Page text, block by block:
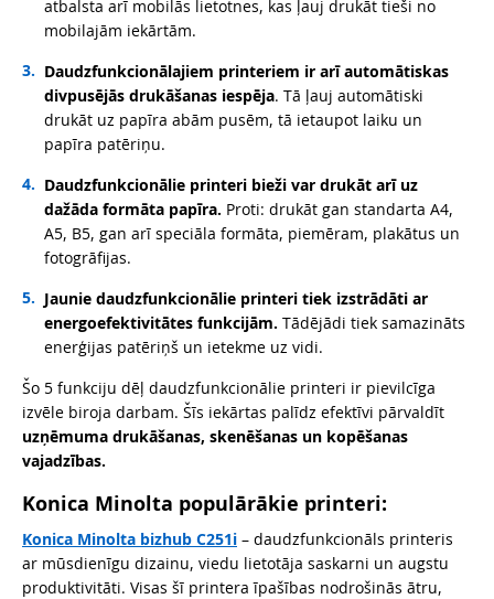
atbalsta arī mobilās lietotnes, kas ļauj drukāt tieši no
mobilajām iekārtām.
Daudzfunkcionālajiem printeriem ir arī automātiskas
divpusējās drukāšanas iespēja. Tā ļauj automātiski
drukāt uz papīra abām pusēm, tā ietaupot laiku un
papīra patēriņu.
Daudzfunkcionālie printeri bieži var drukāt arī uz
dažāda formāta papīra. Proti: drukāt gan standarta A4,
A5, B5, gan arī speciāla formāta, piemēram, plakātus un
fotogrāfijas.
Jaunie daudzfunkcionālie printeri tiek izstrādāti ar
energoefektivitātes funkcijām. Tādējādi tiek samazināts
enerģijas patēriņš un ietekme uz vidi.
Šo 5 funkciju dēļ daudzfunkcionālie printeri ir pievilcīga
izvēle biroja darbam. Šīs iekārtas palīdz efektīvi pārvaldīt
uzņēmuma drukāšanas, skenēšanas un kopēšanas
vajadzības.
Konica Minolta populārākie printeri:
Konica Minolta bizhub C251i – daudzfunkcionāls printeris
ar mūsdienīgu dizainu, viedu lietotāja saskarni un augstu
produktivitāti. Visas šī printera īpašības nodrošinās ātru,